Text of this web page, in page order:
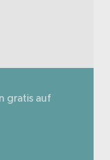
gratis auf